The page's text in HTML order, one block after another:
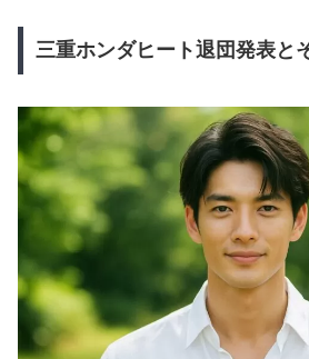
三重ホンダヒート退団発表と